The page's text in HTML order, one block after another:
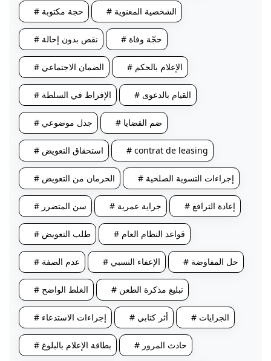
# حجة مكتوبة # الشخصية المعنوية
# نقض بدون إحالة # حجّة وفاة
# الضمان الاجتماعي # الإعلام بالحكم
# الإفراط في السلطة # القيام بالدعوى
# جدل موضوعي # ضم القضايا
# استحقاق التعويض # contrat de leasing
# الحرمان من التعويض # إجراءات التسوية الصلحية
# سن المتضرر # جراية عمرية # إعادة الترافع
# طلب التعويض # قواعد النظام العام
# عدم الصفة # الإعفاء النسبي # حل المفاوضة
# الغلط الواضح # تبليغ مذكرة الطعن
# إجراءات الاستدعاء # أثر كتابي # الجرايات
# بطاقة الإعلام بالبلوغ # حادث المرور